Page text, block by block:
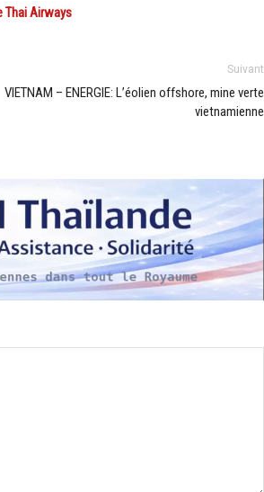
Thai Airways
Suivant
VIETNAM – ENERGIE: L’éolien offshore, mine verte
vietnamienne